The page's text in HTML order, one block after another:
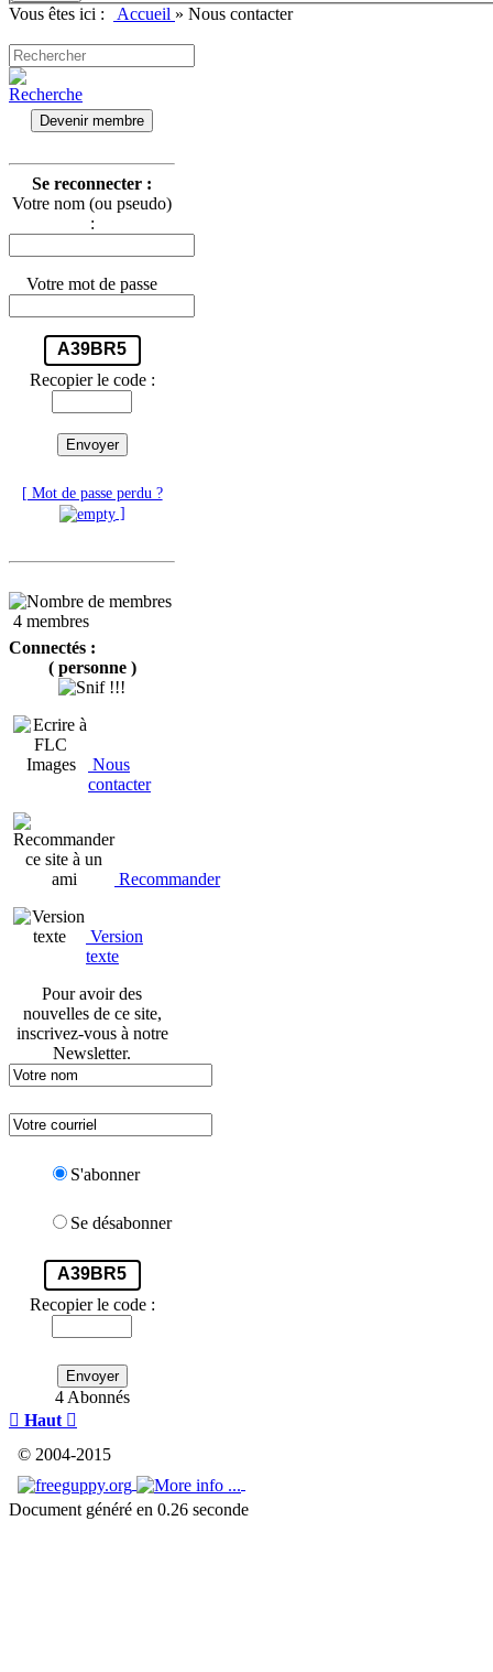
Vous êtes ici : Accueil » Nous contacter
Devenir membre
Se reconnecter :
Votre nom (ou pseudo)
:
Votre mot de passe
A39BR5
Recopier le code :
Envoyer
[ Mot de passe perdu ?
]
4 membres
Connectés :
( personne )
Nous
contacter
Recommander
Version
texte
Pour avoir des
nouvelles de ce site,
inscrivez-vous à notre
Newsletter.
S'abonner
Se désabonner
A39BR5
Recopier le code :
Envoyer
4 Abonnés
 Haut 
© 2004-2015
Document généré en 0.26 seconde